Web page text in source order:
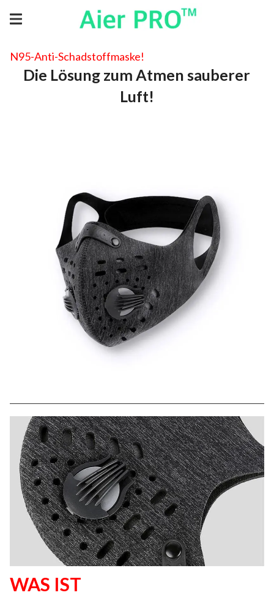
N95-Anti-Schadstoffmaske!
Die Lösung zum Atmen sauberer
Luft!
WAS IST